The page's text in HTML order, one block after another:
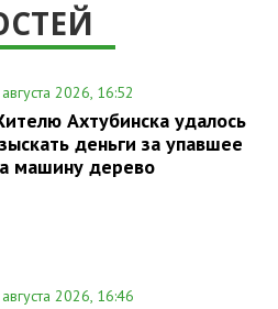
2026, 16:52
Ахтубинска удалось
деньги за упавшее
машину дерево
2026, 16:46